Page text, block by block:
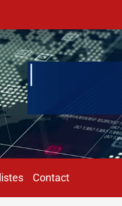
Contact